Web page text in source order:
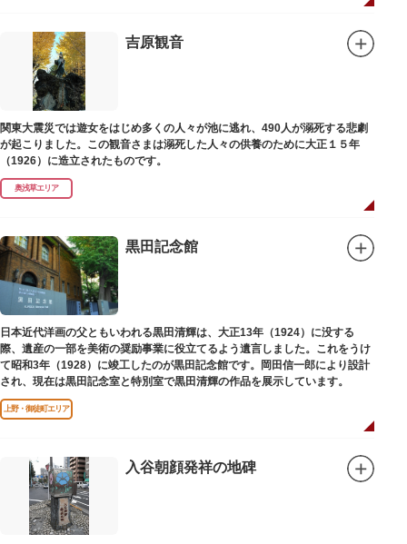
吉原観音
関東大震災では遊女をはじめ多くの人々が池に逃れ、490人が溺死する悲劇
が起こりました。この観音さまは溺死した人々の供養のために大正１５年
（1926）に造立されたものです。
奥浅草エリア
黒田記念館
日本近代洋画の父ともいわれる黒田清輝は、大正13年（1924）に没する
際、遺産の一部を美術の奨励事業に役立てるよう遺言しました。これをうけ
て昭和3年（1928）に竣工したのが黒田記念館です。岡田信一郎により設計
され、現在は黒田記念室と特別室で黒田清輝の作品を展示しています。
上野・御徒町エリア
入谷朝顔発祥の地碑